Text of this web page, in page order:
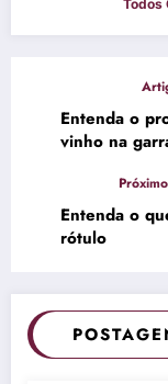
Entenda o
vinho na
Entenda o
rótulo